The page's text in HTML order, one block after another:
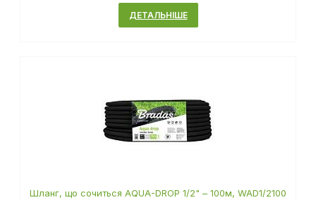
ДЕТАЛЬНІШЕ
Шланг, що сочиться AQUA-DROP 1/2" – 100м, WAD1/2100